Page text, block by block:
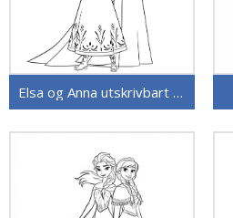
Elsa og Anna utskrivbart bilde